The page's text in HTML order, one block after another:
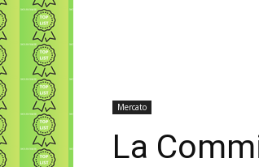
Mercato
La